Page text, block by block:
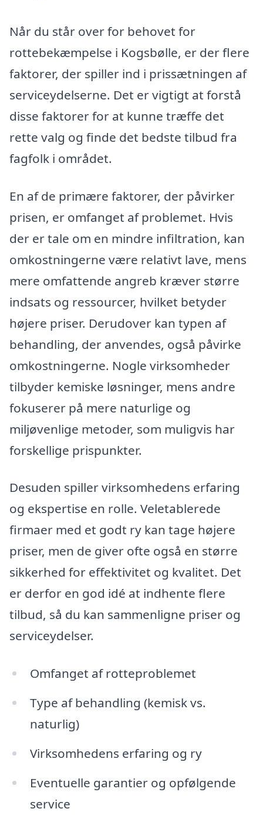
Når du står over for behovet for
rottebekæmpelse i Kogsbølle, er der flere
faktorer, der spiller ind i prissætningen af
serviceydelserne. Det er vigtigt at forstå
disse faktorer for at kunne træffe det
rette valg og finde det bedste tilbud fra
fagfolk i området.
En af de primære faktorer, der påvirker
prisen, er omfanget af problemet. Hvis
der er tale om en mindre infiltration, kan
omkostningerne være relativt lave, mens
mere omfattende angreb kræver større
indsats og ressourcer, hvilket betyder
højere priser. Derudover kan typen af
behandling, der anvendes, også påvirke
omkostningerne. Nogle virksomheder
tilbyder kemiske løsninger, mens andre
fokuserer på mere naturlige og
miljøvenlige metoder, som muligvis har
forskellige prispunkter.
Desuden spiller virksomhedens erfaring
og ekspertise en rolle. Veletablerede
firmaer med et godt ry kan tage højere
priser, men de giver ofte også en større
sikkerhed for effektivitet og kvalitet. Det
er derfor en god idé at indhente flere
tilbud, så du kan sammenligne priser og
serviceydelser.
Omfanget af rotteproblemet
Type af behandling (kemisk vs.
naturlig)
Virksomhedens erfaring og ry
Eventuelle garantier og opfølgende
service